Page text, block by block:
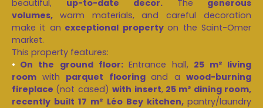
beautiful, up-to-date decor. The generous
volumes, warm materials, and careful decoration
make it an exceptional propertyon the Saint-Omer
market.
This property features:
On the ground floor: Entrance hall,25 m² living
room with parquet flooring and a wood-burning
fireplace (not cased)with insert,25 m² dining room,
recently built 17 m² Léo Bey kitchen, pantry/laundry